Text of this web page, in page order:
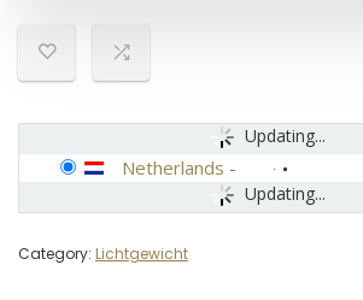
Updating...
Updating...
Netherlands -
Category: Lichtgewicht